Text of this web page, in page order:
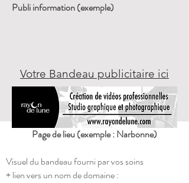
Publi information (exemple)
Votre Bandeau publicitaire ici
Page de lieu (exemple : Narbonne)
Visuel du bandeau fourni par vos soins
+ lien vers un nom de domaine :